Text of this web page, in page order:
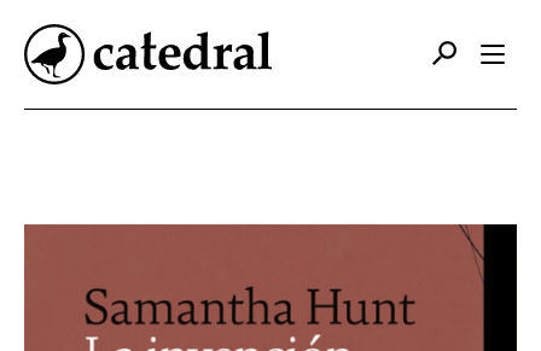
Autores
Foreign Rights